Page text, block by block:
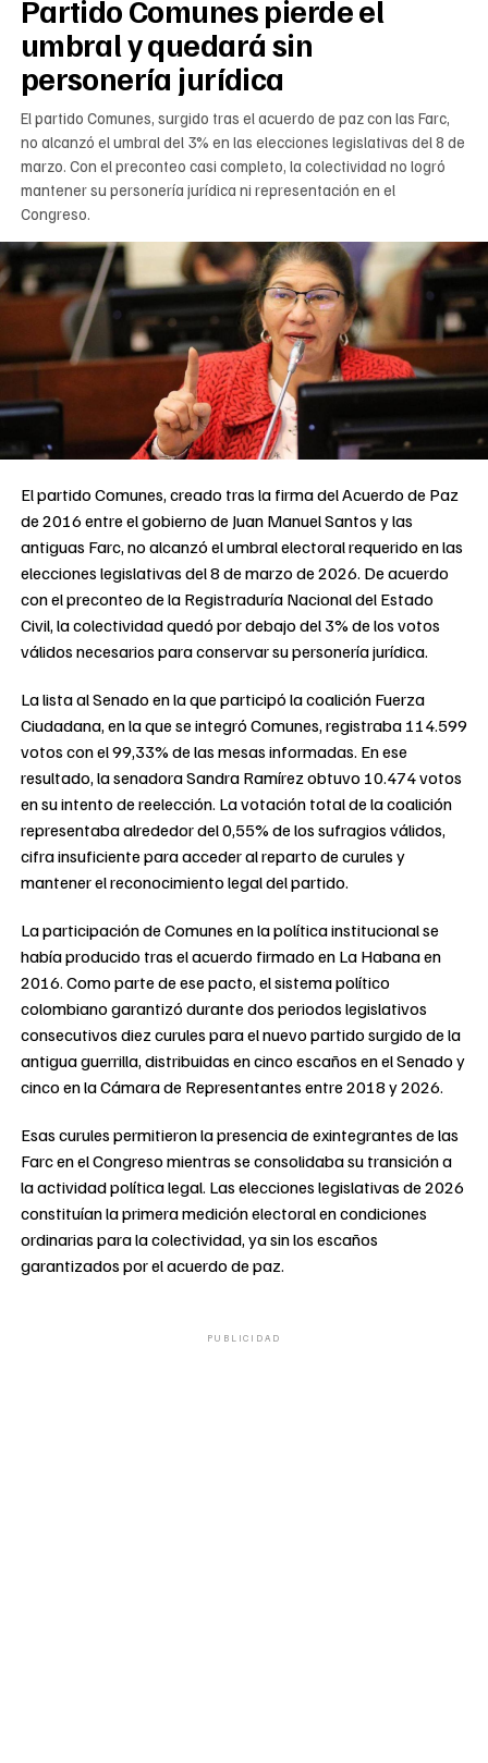
Partido Comunes pierde el
umbral y quedará sin
personería jurídica
El partido Comunes, surgido tras el acuerdo de paz con las Farc,
no alcanzó el umbral del 3% en las elecciones legislativas del 8 de
marzo. Con el preconteo casi completo, la colectividad no logró
mantener su personería jurídica ni representación en el
Congreso.
El partido Comunes, creado tras la firma del Acuerdo de Paz
de 2016 entre el gobierno de Juan Manuel Santos y las
antiguas Farc, no alcanzó el umbral electoral requerido en las
elecciones legislativas del 8 de marzo de 2026. De acuerdo
con el preconteo de la Registraduría Nacional del Estado
Civil, la colectividad quedó por debajo del 3% de los votos
válidos necesarios para conservar su personería jurídica.
La lista al Senado en la que participó la coalición Fuerza
Ciudadana, en la que se integró Comunes, registraba 114.599
votos con el 99,33% de las mesas informadas. En ese
resultado, la senadora Sandra Ramírez obtuvo 10.474 votos
en su intento de reelección. La votación total de la coalición
representaba alrededor del 0,55% de los sufragios válidos,
cifra insuficiente para acceder al reparto de curules y
mantener el reconocimiento legal del partido.
La participación de Comunes en la política institucional se
había producido tras el acuerdo firmado en La Habana en
2016. Como parte de ese pacto, el sistema político
colombiano garantizó durante dos periodos legislativos
consecutivos diez curules para el nuevo partido surgido de la
antigua guerrilla, distribuidas en cinco escaños en el Senado y
cinco en la Cámara de Representantes entre 2018 y 2026.
Esas curules permitieron la presencia de exintegrantes de las
Farc en el Congreso mientras se consolidaba su transición a
la actividad política legal. Las elecciones legislativas de 2026
constituían la primera medición electoral en condiciones
ordinarias para la colectividad, ya sin los escaños
garantizados por el acuerdo de paz.
PUBLICIDAD